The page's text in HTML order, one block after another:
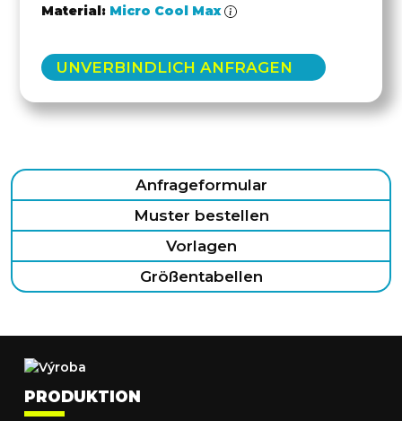
Material: Micro Cool Max
UNVERBINDLICH ANFRAGEN
Anfrageformular
Muster bestellen
Vorlagen
Größentabellen
PRODUKTION